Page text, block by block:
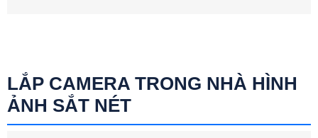
LẮP CAMERA TRONG NHÀ HÌNH
ẢNH SẮT NÉT